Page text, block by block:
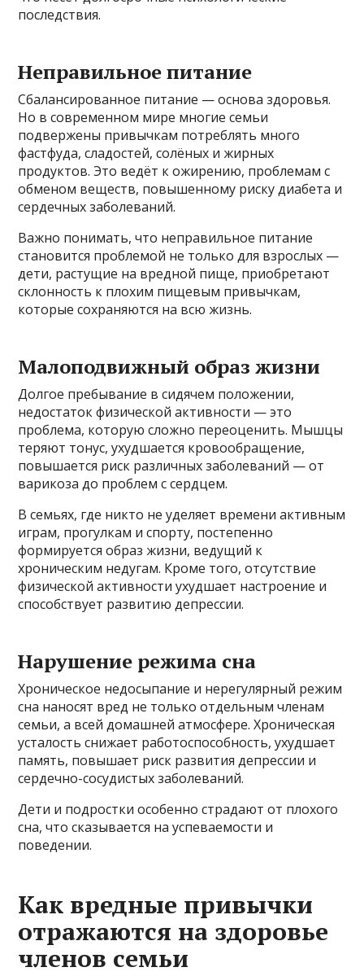
последствия.
Неправильное питание
Сбалансированное питание — основа здоровья.
Но в современном мире многие семьи
подвержены привычкам потреблять много
фастфуда, сладостей, солёных и жирных
продуктов. Это ведёт к ожирению, проблемам с
обменом веществ, повышенному риску диабета и
сердечных заболеваний.
Важно понимать, что неправильное питание
становится проблемой не только для взрослых —
дети, растущие на вредной пище, приобретают
склонность к плохим пищевым привычкам,
которые сохраняются на всю жизнь.
Малоподвижный образ жизни
Долгое пребывание в сидячем положении,
недостаток физической активности — это
проблема, которую сложно переоценить. Мышцы
теряют тонус, ухудшается кровообращение,
повышается риск различных заболеваний — от
варикоза до проблем с сердцем.
В семьях, где никто не уделяет времени активным
играм, прогулкам и спорту, постепенно
формируется образ жизни, ведущий к
хроническим недугам. Кроме того, отсутствие
физической активности ухудшает настроение и
способствует развитию депрессии.
Нарушение режима сна
Хроническое недосыпание и нерегулярный режим
сна наносят вред не только отдельным членам
семьи, а всей домашней атмосфере. Хроническая
усталость снижает работоспособность, ухудшает
память, повышает риск развития депрессии и
сердечно-сосудистых заболеваний.
Дети и подростки особенно страдают от плохого
сна, что сказывается на успеваемости и
поведении.
Как вредные привычки
отражаются на здоровье
членов семьи